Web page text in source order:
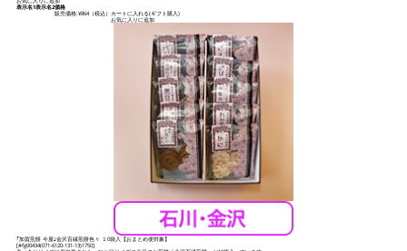
表示名1表示名2価格
販売価格:¥864（税込） カートに入れる(ギフト購入)
お気に入りに追加
｢加賀煎餅 今屋｣金沢百縁煎餅色々 １0袋入【おまとめ便対象】
[#fg00434(071-6120-131-13)1750]